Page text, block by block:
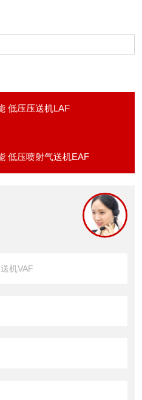
低压压送机LAF
低压喷射气送机EAF